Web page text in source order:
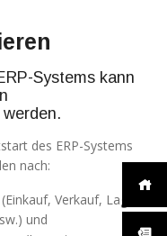
Systems kann
des ERP-Systems
nach:
Verkauf, Lager,
und